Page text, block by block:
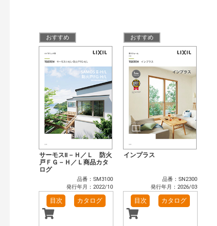
おすすめ
サーモスⅡ－Ｈ／Ｌ 防火
戸ＦＧ－Ｈ／Ｌ商品カタ
ログ
品番：SM3100
発行年月：2022/10
目次 カタログ
おすすめ
インプラス
品番：SN2300
発行年月：2026/03
目次 カタログ